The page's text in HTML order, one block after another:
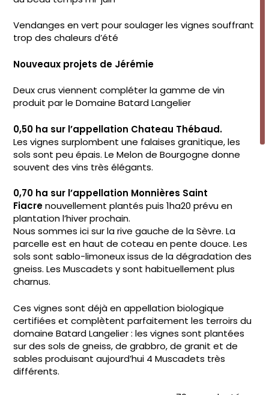
Vendanges en vert pour soulager les vignes souffrant
trop des chaleurs d’été
Nouveaux projets de Jérémie
Deux crus viennent compléter la gamme de vin
produit par le Domaine Batard Langelier
0,50 ha sur l’appellation Chateau Thébaud.
Les vignes surplombent une falaises granitique, les
sols sont peu épais. Le Melon de Bourgogne donne
souvent des vins très élégants.
0,70 ha sur l’appellation Monnières Saint
Fiacrenouvellement plantés puis 1ha20 prévu en
plantation l’hiver prochain.
Nous sommes ici sur la rive gauche de la Sèvre. La
parcelle est en haut de coteau en pente douce. Les
sols sont sablo-limoneux issus de la dégradation des
gneiss. Les Muscadets y sont habituellement plus
charnus.
Ces vignes sont déjà en appellation biologique
certifiées et complètent parfaitement les terroirs du
domaine Batard Langelier : les vignes sont plantées
sur des sols de gneiss, de grabbro, de granit et de
sables produisant aujourd’hui 4 Muscadets très
différents.